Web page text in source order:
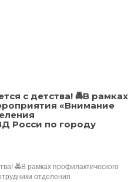
с детства! 🚔В рамках
«Внимание
Росси по городу
🚔В рамках профилактического
отделения